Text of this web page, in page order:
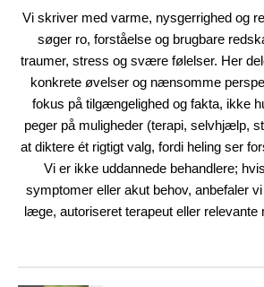
Vi skriver med varme, nysgerrighed og
søger ro, forståelse og brugbare
traumer, stress og svære følelser. Her
konkrete øvelser og nænsomme
fokus på tilgængelighed og fakta, ikke
peger på muligheder (terapi, selvhjælp,
at diktere ét rigtigt valg, fordi heling ser
Vi er ikke uddannede behandlere;
symptomer eller akut behov, anbefaler
læge, autoriseret terapeut eller relevante